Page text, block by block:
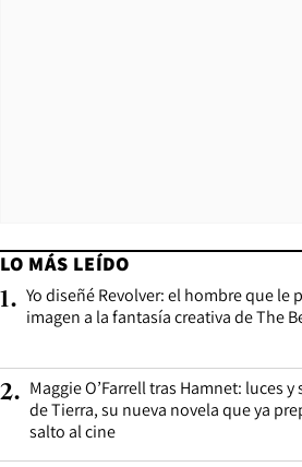
LO MÁS LEÍDO
1. Yo diseñé Revolver: el hombre que le
imagen a la fantasía creativa de The
2. Maggie O’Farrell tras Hamnet: luces y
de Tierra, su nueva novela que ya
salto al cine